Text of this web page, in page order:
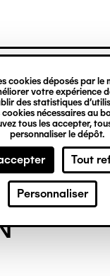
cookies déposés par le
votre expérience
des statistiques
cookies nécessaires au
tous les accepter,
personnaliser le dépôt.
Tout
Personnaliser
BERNARD Philip